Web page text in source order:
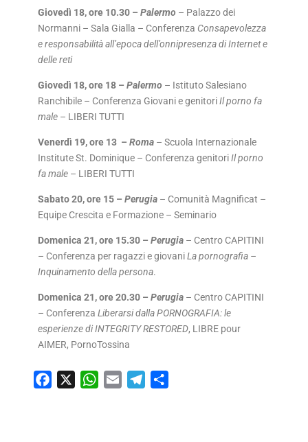
Giovedì 18, ore 10.30 – Palermo – Palazzo dei
Normanni – Sala Gialla – Conferenza Consapevolezza
e responsabilità all’epoca dell’onnipresenza di Internet e
delle reti
Giovedì 18, ore 18 – Palermo – Istituto Salesiano
Ranchibile – Conferenza Giovani e genitoriIl porno fa
male– LIBERI TUTTI
Venerdì 19, ore 13 – Roma– Scuola Internazionale
Institute St. Dominique – Conferenza genitoriIl porno
fa male– LIBERI TUTTI
Sabato 20, ore 15 – Perugia– Comunità Magnificat –
Equipe Crescita e Formazione – Seminario
Domenica 21, ore 15.30 – Perugia– Centro CAPITINI
– Conferenza per ragazzi e giovaniLa pornografia –
Inquinamento della persona.
Domenica 21, ore 20.30 – Perugia– Centro CAPITINI
– Conferenza Liberarsi dalla PORNOGRAFIA: le
esperienze di INTEGRITY RESTORED, LIBRE pour
AIMER, PornoTossina
W